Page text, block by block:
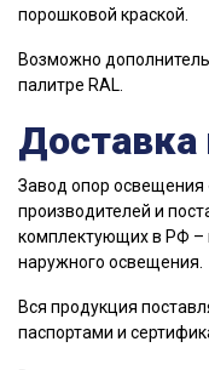
порошковой краской.
Возможно
палитре RAL.
Доставка
Завод опор освещения
производителей и
комплектующих в РФ –
наружного освещения.
Вся продукция
паспортами и